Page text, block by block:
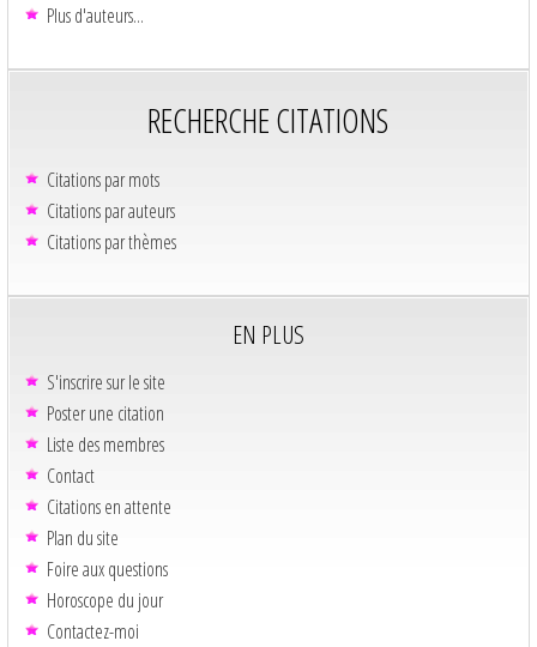
Plus d'auteurs...
RECHERCHE CITATIONS
Citations par mots
Citations par auteurs
Citations par thèmes
EN PLUS
S'inscrire sur le site
Poster une citation
Liste des membres
Contact
Citations en attente
Plan du site
Foire aux questions
Horoscope du jour
Contactez-moi